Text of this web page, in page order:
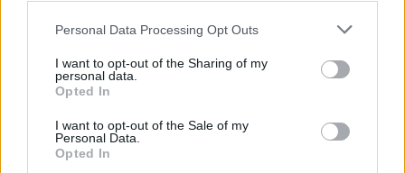
Please note that this website/app uses one or more Google
not limited to your visit or usage behaviour. You may click to
grant or deny consent to Google and its third-party tags to
use your data for below specified purposes in below Google
consent section.
Personal Data Processing Opt Outs
I want to opt-out of the Sharing of my
personal data.
Opted In
I want to opt-out of the Sale of my
Personal Data.
Opted In
2026.08.06. Horváth Zsolt